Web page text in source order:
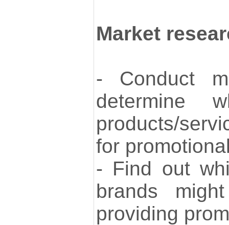
Market
- Conduct
determine
products/
for
- Find out
brands
providing